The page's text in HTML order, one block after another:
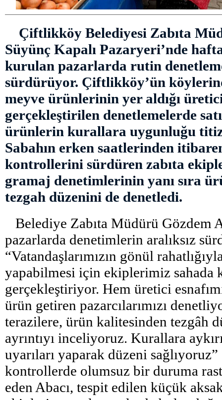
Çiftlikköy Belediyesi Zabıta
Süyünç Kapalı Pazaryeri’nde
kurulan pazarlarda rutin
sürdürüyor. Çiftlikköy’ün
meyve ürünlerinin yer aldığı
gerçekleştirilen denetlemelerde
ürünlerin kurallara uygunluğu
Sabahın erken saatlerinden
kontrollerini sürdüren zabıta
gramaj denetimlerinin yanı sıra
tezgah düzenini de denetledi.
Belediye Zabıta Müdürü Gözdem
pazarlarda denetimlerin aralıksız
“Vatandaşlarımızın gönül
yapabilmesi için ekiplerimiz sahada
gerçekleştiriyor. Hem üretici
ürün getiren pazarcılarımızı
terazilere, ürün kalitesinden tezgâh
ayrıntıyı inceliyoruz. Kurallara
uyarıları yaparak düzeni
kontrollerde olumsuz bir duruma
eden Abacı, tespit edilen küçük